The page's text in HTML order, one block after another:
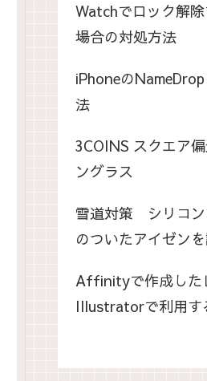
Watchでロック解
場合の対処方法
iPhoneの
法
3COINS スクエア
ングラス
雪道対策 シリコン
のついたアイゼン
Affinityで作成した
Illustratorで利用す